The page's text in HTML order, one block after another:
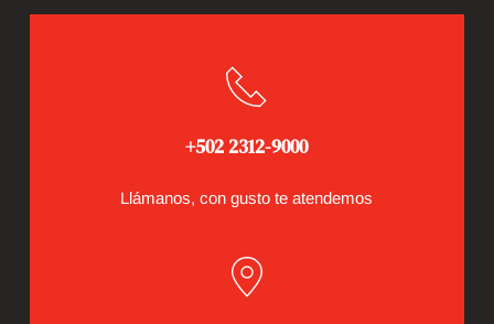
+502 2312-9000
Llámanos, con gusto te atendemos